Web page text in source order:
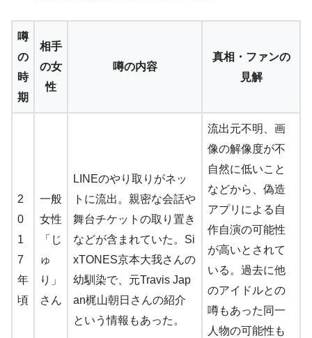
噂
の
時
期
相手
の女
性
噂の内容
真相・ファンの
見解
2
0
1
7
年
頃
一般
女性
「じ
ゅ
り」
さん
LINEのやり取りがネッ
トに流出。親密な会話や
舞台チケットの取り置き
などが含まれていた。Si
xTONES京本大我さんの
幼馴染で、元Travis Jap
an梶山朝日さんの紹介
という情報もあった。
流出元不明、画
像の解像度が不
自然に低いこと
などから、偽造
アプリによる自
作自演の可能性
が高いとされて
いる。過去に他
のアイドルとの
噂もあった同一
人物の可能性も